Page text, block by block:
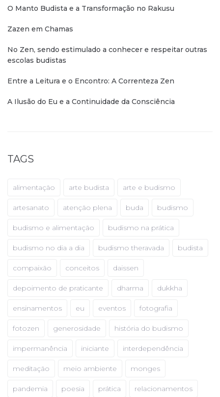
O Manto Budista e a Transformação no Rakusu
Zazen em Chamas
No Zen, sendo estimulado a conhecer e respeitar outras
escolas budistas
Entre a Leitura e o Encontro: A Correnteza Zen
A Ilusão do Eu e a Continuidade da Consciência
TAGS
alimentação arte budista arte e budismo
artesanato atenção plena buda budismo
budismo e alimentação budismo na prática
budismo no dia a dia budismo theravada budista
compaixão conceitos daissen
depoimento de praticante dharma dukkha
ensinamentos eu eventos fotografia
fotozen generosidade história do budismo
impermanência iniciante interdependência
meditação meio ambiente monges
pandemia poesia prática relacionamentos